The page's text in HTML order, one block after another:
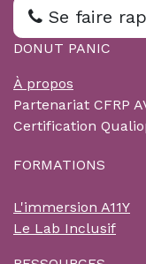
Se faire
DONUT PANIC
À propos
Partenariat CFRP
Certification
FORMATIONS
L'immersion A11Y
Le Lab Inclusif